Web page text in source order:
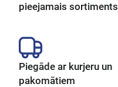
pieejamais sortiments
Piegāde ar kurjeru un
pakomātiem